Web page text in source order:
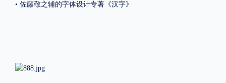
• 佐藤敬之辅的字体设计专著《汉字》